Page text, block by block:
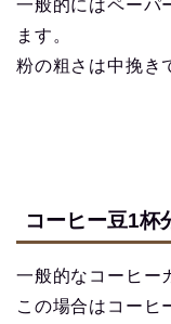
一般的にはペーパ
ます。
粉の粗さは中挽き
コーヒー豆1杯
一般的なコーヒー
この場合はコーヒ